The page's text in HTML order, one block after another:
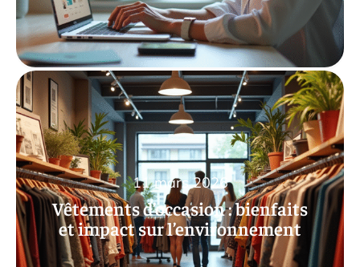
Vêtements d’occasion : bienfaits
et impact sur l’environnement
11 mars 2026